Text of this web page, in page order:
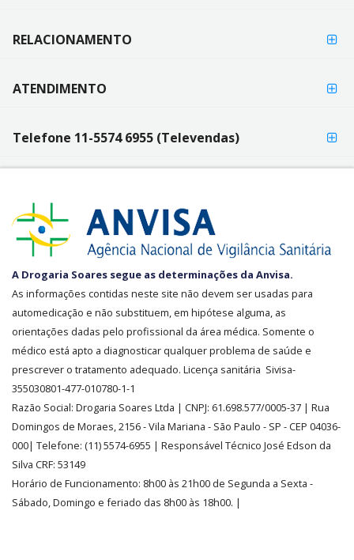
RELACIONAMENTO
ATENDIMENTO
Telefone 11-5574 6955 (Televendas)
A Drogaria Soares segue as determinações da Anvisa.
As informações contidas neste site não devem ser usadas para
automedicação e não substituem, em hipótese alguma, as
orientações dadas pelo profissional da área médica. Somente o
médico está apto a diagnosticar qualquer problema de saúde e
prescrever o tratamento adequado. Licença sanitária Sivisa-
355030801-477-010780-1-1
Razão Social: Drogaria Soares Ltda | CNPJ: 61.698.577/0005-37 | Rua
Domingos de Moraes, 2156-Vila Mariana - São Paulo - SP - CEP 04036-
000| Telefone: (11)5574-6955 | Responsável Técnico José Edson da
Silva CRF: 53149
Horário de Funcionamento: 8h00 às 21h00 de Segunda a Sexta -
Sábado, Domingo e feriado das 8h00 às 18h00. |